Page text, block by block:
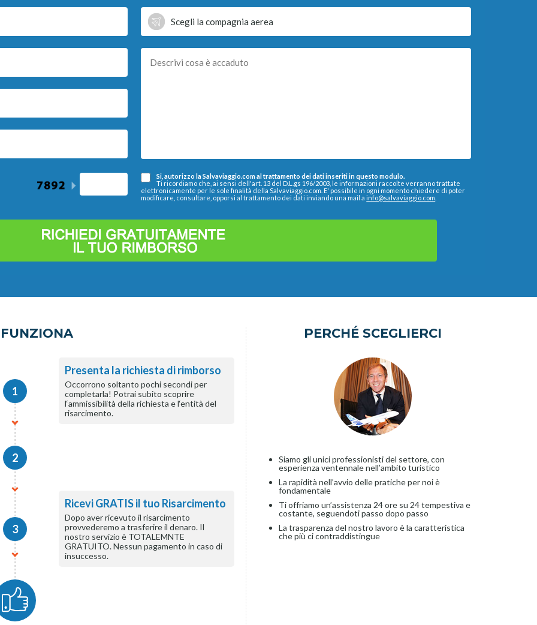
Si, autorizzo la Salvaviaggio.com al trattamento dei dati inseriti in questo modulo.
Ti ricordiamo che, ai sensi dell'art. 13 del D.L.gs 196/2003, le informazioni raccolte verranno trattate
elettronicamente per le sole finalità della Salvaviaggio.com. E' possibile in ogni momento chiedere di poter
modificare, consultare, opporsi al trattamento dei dati inviando una mail ainfo@salvaviaggio.com
1
Presenta la richiesta di rimborso
Occorrono soltanto pochi secondi per
completarla! Potrai subito scoprire
l‘ammissibilità della richiesta e l‘entità del
risarcimento.
2
3
Ricevi GRATIS il tuo Risarcimento
Dopo aver ricevuto il risarcimento
provvederemo a trasferire il denaro. Il
nostro servizio è TOTALEMNTE
GRATUITO. Nessun pagamento in caso di
insuccesso.
PERCHÉ SCEGLIERCI
Siamo gli unici professionisti del settore, con
esperienza ventennale nell’ambito turistico
La rapidità nell’avvio delle pratiche per noi è
fondamentale
Ti offriamo un’assistenza 24 ore su 24 tempestiva e
costante, seguendoti passo dopo passo
La trasparenza del nostro lavoro è la caratteristica
che più ci contraddistingue